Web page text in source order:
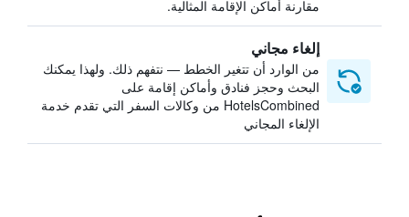
مقارنة أماكن الإقامة المثالية.
إلغاء مجاني
من الوارد أن تتغير الخطط — نتفهم ذلك. ولهذا يمكنك
البحث وحجز فنادق وأماكن إقامة على
HotelsCombined من وكالات السفر التي تقدم خدمة
الإلغاء المجاني